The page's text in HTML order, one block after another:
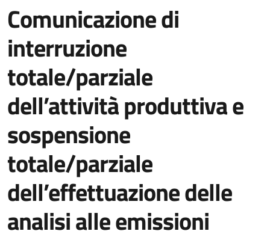
Comunicazione di
interruzione
totale/parziale
dell’attività produttiva e
sospensione
totale/parziale
dell’effettuazione delle
analisi alle emissioni